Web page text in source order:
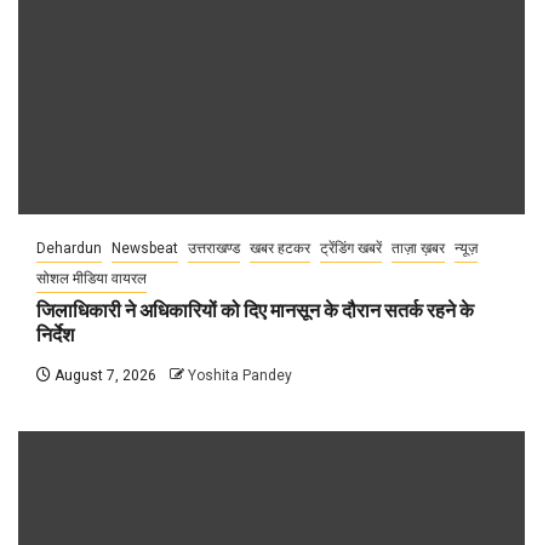
Dehardun Newsbeat उत्तराखण्ड खबर हटकर ट्रेंडिंग खबरें ताज़ा ख़बर न्यूज़
सोशल मीडिया वायरल
जिलाधिकारी ने अधिकारियों को दिए मानसून के दौरान सतर्क रहने के
निर्देश
August 7, 2026 Yoshita Pandey